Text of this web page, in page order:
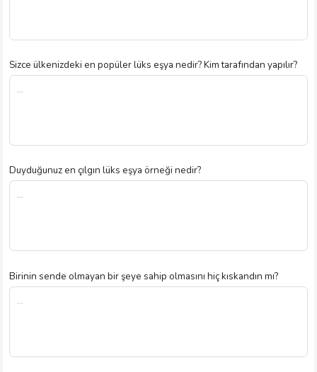
Sizce ülkenizdeki en popüler lüks eşya nedir? Kim tarafından yapılır?
Duyduğunuz en çılgın lüks eşya örneği nedir?
Birinin sende olmayan bir şeye sahip olmasını hiç kıskandın mı?